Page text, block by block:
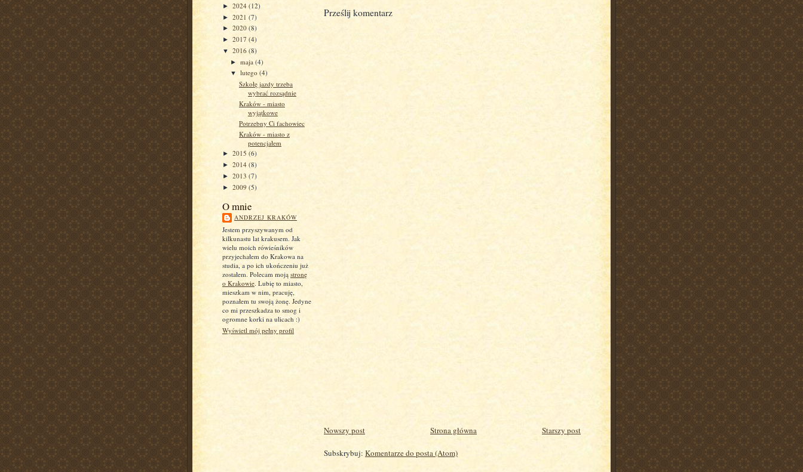
► 2024 (12)
► 2021 (7)
► 2020 (8)
► 2017 (4)
▼ 2016 (8)
►maja(4)
▼lutego(4)
Szkołę jazdy trzeba
wybrać rozsądnie
Kraków - miasto
wyjątkowe
Potrzebny Ci fachowiec
Kraków - miasto z
potencjałem
► 2015 (6)
► 2014 (8)
► 2013 (7)
► 2009 (5)
O mnie
ANDRZEJ KRAKÓW
Jestem przyszywanym od
kilkunastu lat krakusem. Jak
wielu moich rówieśników
przyjechałem do Krakowa na
studia, a po ich ukończeniu już
zostałem. Polecam moją stronę
o Krakowie. Lubię to miasto,
mieszkam w nim, pracuję,
poznałem tu swoją żonę. Jedyne
co mi przeszkadza to smog i
ogromne korki na ulicach :)
Wyświetl mój pełny profil
Prześlij komentarz
Nowszy post Starszy post
Strona główna
Subskrybuj: Komentarze do posta (Atom)